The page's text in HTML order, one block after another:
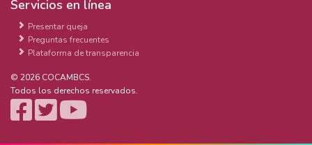
Servicios en línea
Presentar queja
Preguntas frecuentes
Plataforma de transparencia
© 2026 COCAMBCS.
Todos los derechos reservados.